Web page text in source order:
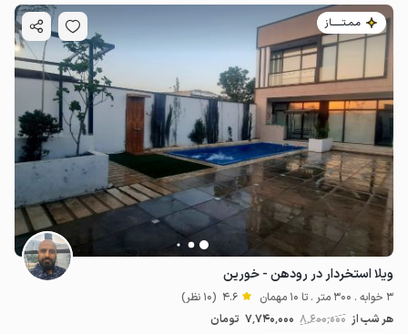
4.95میلیون ت 4.5
مـمـتــــــاز
ویلا استخردار در رودهن - خورین
3 خوابه . 300 متر . تا 10 مهمان 4.6 (10 نظر)
هر شب از 8٬600٬000 7٬740٬000 تومان